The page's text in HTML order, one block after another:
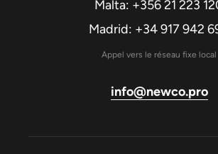
Malta: +356 21 223
Madrid: +34 917 942
Appel vers le réseau fixe local
info@newco.pro